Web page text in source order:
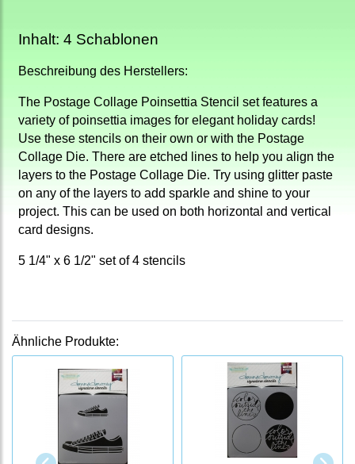
Inhalt: 4 Schablonen
Beschreibung des Herstellers:
The Postage Collage Poinsettia Stencil set features a
variety of poinsettia images for elegant holiday cards!
Use these stencils on their own or with the Postage
Collage Die. There are etched lines to help you align the
layers to the Postage Collage Die. Try using glitter paste
on any of the layers to add sparkle and shine to your
project. This can be used on both horizontal and vertical
card designs.
5 1/4" x 6 1/2" set of 4 stencils
Ähnliche Produkte: